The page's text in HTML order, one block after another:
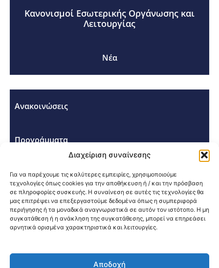
Διαχείριση συναίνεσης
Για να παρέχουμε τις καλύτερες εμπειρίες, χρησιμοποιούμε
τεχνολογίες όπως cookies για την αποθήκευση ή / και την πρόσβαση
σε πληροφορίες συσκευής. Η συναίνεση σε αυτές τις τεχνολογίες θα
μας επιτρέψει να επεξεργαστούμε δεδομένα όπως η συμπεριφορά
περιήγησης ή τα μοναδικά αναγνωριστικά σε αυτόν τον ιστότοπο. Η μη
συγκατάθεση ή η ανάκληση της συγκατάθεσης, μπορεί να επηρεάσει
αρνητικά ορισμένα χαρακτηριστικά και λειτουργίες.
Αποδοχή
Κανονισμοί Εσωτερικής Οργάνωσης και
Λειτουργίας
Νέα
Ανακοινώσεις
Προγράμματα
Σεμινάρια - Συνέδρια